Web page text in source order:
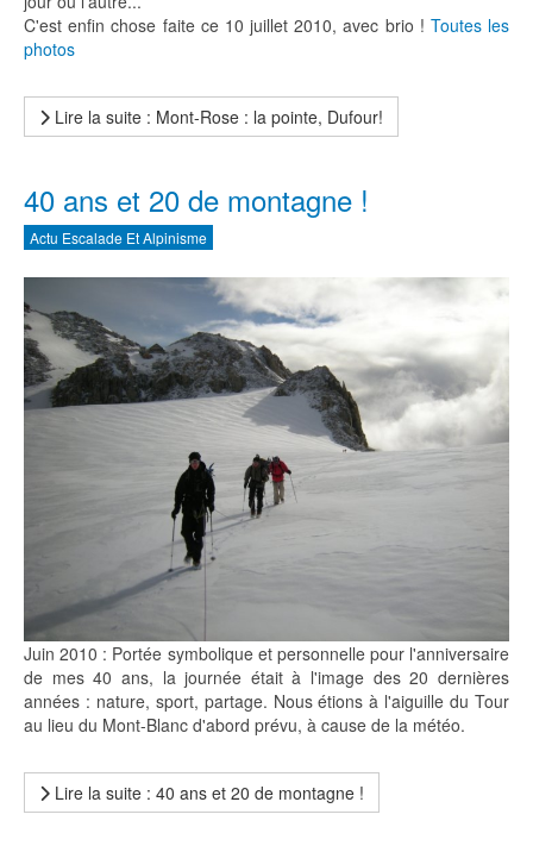
C'est enfin chose faite ce 10 juillet 2010, avec brio ! Toutes les
photos
Lire la suite : Mont-Rose : la pointe, Dufour!
40 ans et 20 de montagne !
Actu Escalade Et Alpinisme
Juin 2010 : Portée symbolique et personnelle pour l'anniversaire
de mes 40 ans, la journée était à l'image des 20 dernières
années : nature, sport, partage. Nous étions à l'aiguille du Tour
au lieu du Mont-Blanc d'abord prévu, à cause de la météo.
Lire la suite : 40 ans et 20 de montagne !